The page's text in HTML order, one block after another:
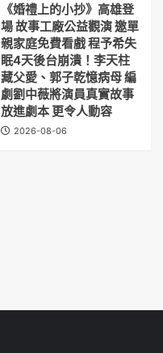
《婚禮上的小抄》高雄登
場 故事工廠公益觀演 邀單
親家庭免費看戲 程予希失
眠4天後台崩潰！李天柱
藏父愛、郭子乾憶病母 編
劇劉中薇將演員真實故事
放進劇本 更令人動容
2026-08-06